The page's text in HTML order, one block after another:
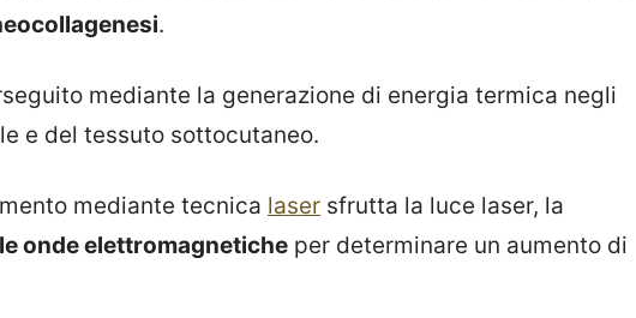
.
mediante la generazione di energia termica negli
e del tessuto sottocutaneo.
mediante tecnica laser sfrutta la luce laser, la
onde elettromagnetiche per determinare un aumento di